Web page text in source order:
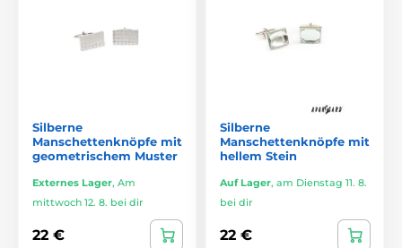
Silberne
Manschettenknöpfe mit
geometrischem Muster
Externes Lager, Am
mittwoch 12. 8. bei dir
22 €
Silberne
Manschettenknöpfe mit
hellem Stein
Auf Lager, am Dienstag 11. 8.
bei dir
22 €